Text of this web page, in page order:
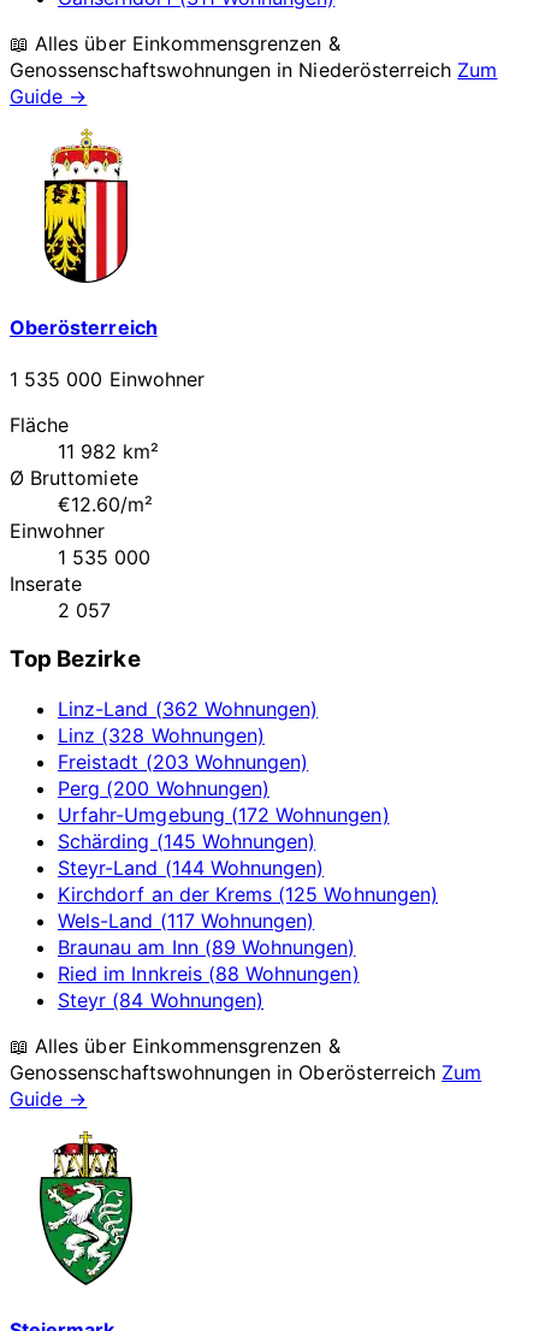
📖 Alles über Einkommensgrenzen &
Genossenschaftswohnungen in Niederösterreich Zum
Guide →
Oberösterreich
1 535 000 Einwohner
Fläche
11 982 km²
Ø Bruttomiete
€12.60/m²
Einwohner
1 535 000
Inserate
2 057
Top Bezirke
Linz-Land (362 Wohnungen)
Linz (328 Wohnungen)
Freistadt (203 Wohnungen)
Perg (200 Wohnungen)
Urfahr-Umgebung (172 Wohnungen)
Schärding (145 Wohnungen)
Steyr-Land (144 Wohnungen)
Kirchdorf an der Krems (125 Wohnungen)
Wels-Land (117 Wohnungen)
Braunau am Inn (89 Wohnungen)
Ried im Innkreis (88 Wohnungen)
Steyr (84 Wohnungen)
📖 Alles über Einkommensgrenzen &
Genossenschaftswohnungen in Oberösterreich Zum
Guide →